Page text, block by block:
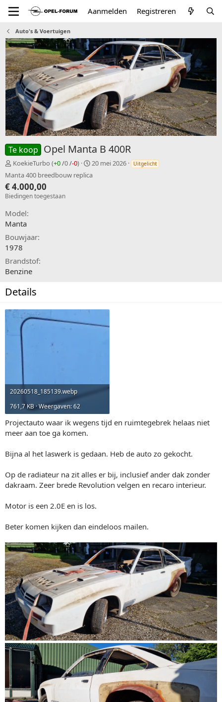
Aanmelden Registreren
Auto's & Voertuigen
Te koop Opel Manta B 400R
V
r
k
o
e
r
KoekieTurbo (+0/0/-0)
C
e
20 mei 2026 Uitgelicht
Manta 400 breedbouw replica
€ 4.000,00
Biedingen toegestaan
Model
Manta
Bouwjaar
1978
Brandstof
Benzine
Details
20260518_185139.webp
761,7 KB · Weergaven: 62
Projectauto waar ik wegens tijd en ruimtegebrek helaas niet
meer aan toe ga komen.
Bijna al het laswerk is gedaan. Heb de auto zo gekocht.
Op de radiateur na zit alles er bij, inclusief ander dak zonder
dakraam. Zeer brede Revolution velgen en recaro interieur.
Motor is een 2.0E en is los.
Beter komen kijken dan eindeloos mailen.